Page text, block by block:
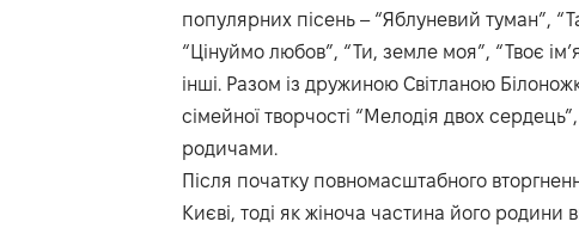
популярних пісень – “Яблуневий туман”,
“Цінуймо любов”, “Ти, земле моя”, “Твоє
інші. Разом із дружиною Світланою
сімейної творчості “Мелодія двох
родичами.
Після початку повномасштабного
Києві, тоді як жіноча частина його